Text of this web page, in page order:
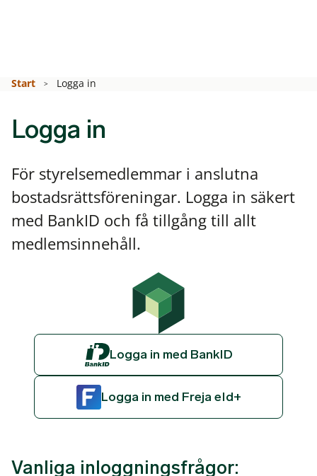
Start Logga in
Logga in
För styrelsemedlemmar i anslutna
bostadsrättsföreningar. Logga in säkert
med BankID och få tillgång till allt
medlemsinnehåll.
Logga in med BankID
Logga in med Freja eId+
Vanliga inloggningsfrågor: